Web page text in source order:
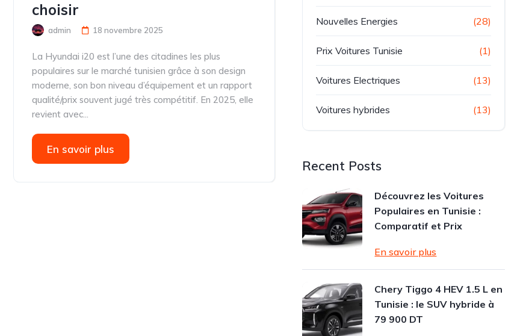
choisir
admin 18 novembre 2025
La Hyundai i20 est l’une des citadines les plus
populaires sur le marché tunisien grâce à son design
moderne, son bon niveau d’équipement et un rapport
qualité/prix souvent jugé très compétitif. En 2025, elle
revient avec...
En savoir plus
Nouvelles Energies (28)
Prix Voitures Tunisie (1)
Voitures Electriques (13)
Voitures hybrides (13)
Recent Posts
Découvrez les Voitures
Populaires en Tunisie :
Comparatif et Prix
En savoir plus
Chery Tiggo 4 HEV 1.5 L en
Tunisie : le SUV hybride à
79 900 DT